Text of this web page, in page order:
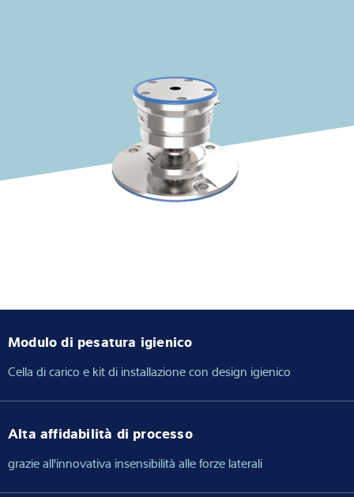
Ricerca dei prodotti
Modulo di pesatura igienico
Cella di carico e kit di installazione con design igienico
Alta affidabilità di processo
grazie all'innovativa insensibilità alle forze laterali